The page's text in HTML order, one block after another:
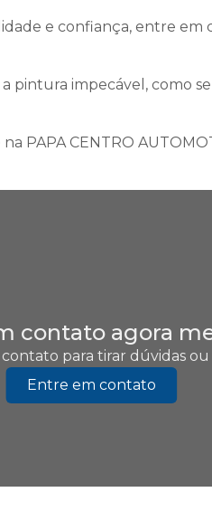
e confiança, entre em
pintura impecável, como se
PAPA CENTRO
contato agora
para tirar dúvidas
Entre em contato